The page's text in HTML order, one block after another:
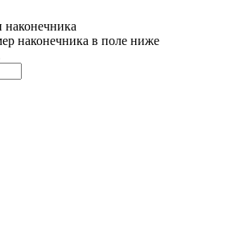
наконечника в поле ниже